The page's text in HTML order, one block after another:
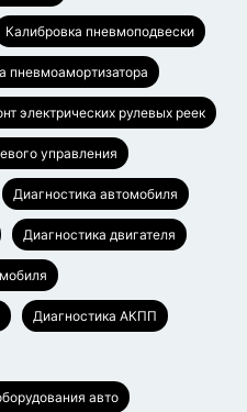
Калибровка пневмоподвески
пневмоамортизатора
электрических рулевых реек
управления
Диагностика автомобиля
Диагностика двигателя
Диагностика АКПП
авто